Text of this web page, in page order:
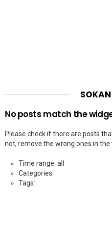
No posts match the
Please check if there are posts
not, remove the wrong ones in the
Time range: all
Categories:
Tags: